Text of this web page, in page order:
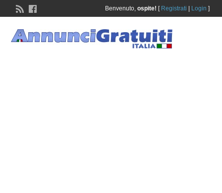
Benvenuto, ospite! [ Registrati Login ]